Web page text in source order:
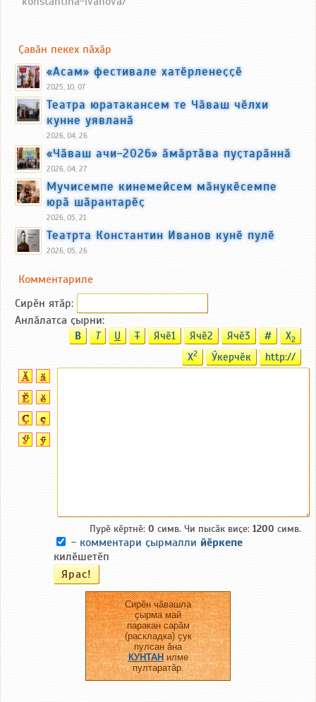
Ҫавӑн пекех пӑхӑр
«Асам» фестивале хатӗрленеҫҫӗ
2025, 10, 07
Театра юратакансем те Чӑваш чӗлхи
кунне уявланӑ
2026, 04, 26
«Чӑваш ачи-2026» ӑмӑртӑва пуҫтарӑннӑ
2026, 04, 27
Мучисемпе кинемейсем мӑнукӗсемпе
юрӑ шӑрантарӗҫ
2026, 05, 21
Театрта Константин Иванов кунӗ пулӗ
2026, 05, 26
Комментариле
Сирӗн ятӑp:
Анлӑлатса ҫырни:
B T U T Ячӗ1 Ячӗ2 Ячӗ3 # X2
X2 Ӳкерчӗк http://
Пурӗ кӗртнӗ: 0 симв. Чи пысӑк виҫе: 1200 симв.
- комментари ҫырмалли йӗркепе
килӗшетӗп
Сирӗн чӑвашла
ҫырма май
паракан сарӑм
(раскладка) ҫук
пулсан ӑна
КУНТАНилме
пултаратӑр.